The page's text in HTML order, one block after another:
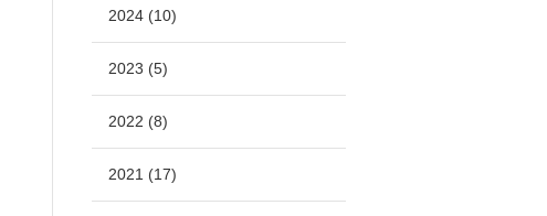
2024 (10)
2023 (5)
2022 (8)
2021 (17)